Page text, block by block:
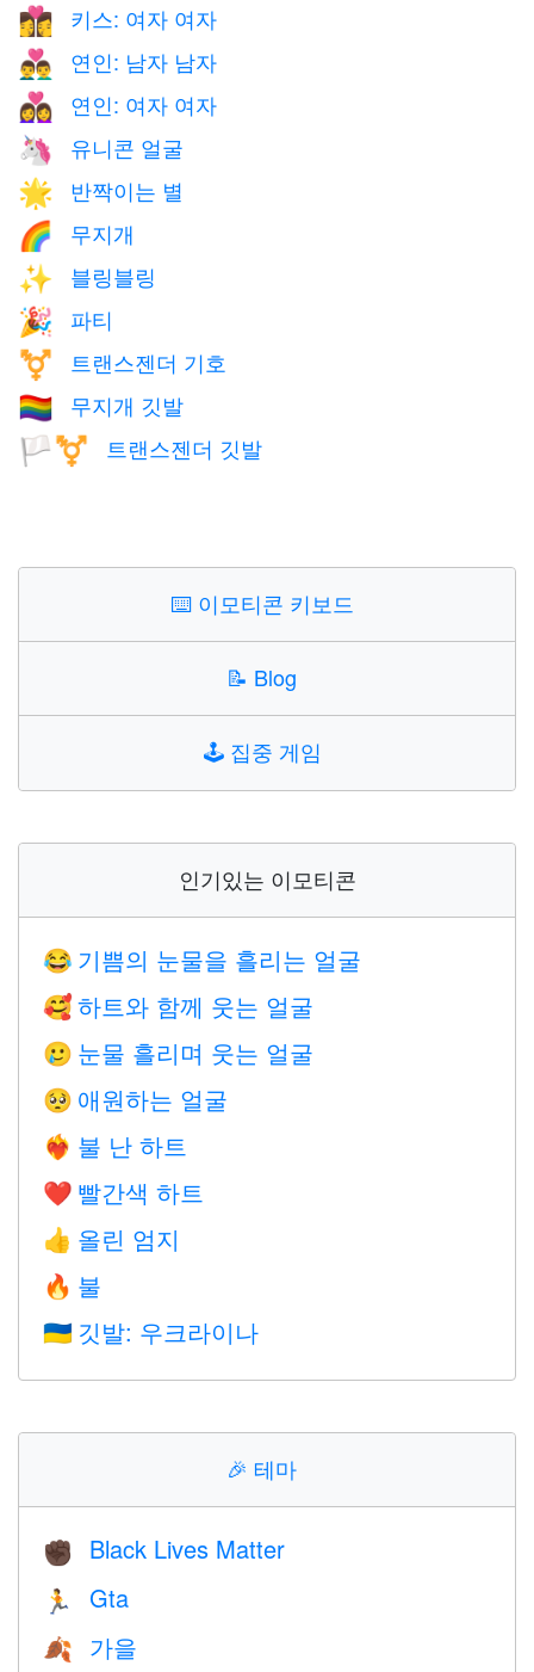
👩‍❤️‍💋‍👩 키스: 여자 여자
👨‍❤️‍👨 연인: 남자 남자
👩‍❤️‍👩 연인: 여자 여자
🦄 유니콘 얼굴
🌟 반짝이는 별
🌈 무지개
✨ 블링블링
🎉 파티
⚧️ 트랜스젠더 기호
🏳️‍🌈 무지개 깃발
🏳️‍⚧️ 트랜스젠더 깃발
⌨️ 이모티콘 키보드
📝 Blog
🕹️ 집중 게임
인기있는 이모티콘
😂 기쁨의 눈물을 흘리는 얼굴
🥰 하트와 함께 웃는 얼굴
🥲 눈물 흘리며 웃는 얼굴
🥺 애원하는 얼굴
❤️‍🔥 불 난 하트
❤️ 빨간색 하트
👍 올린 엄지
🔥 불
🇺🇦 깃발: 우크라이나
🎉 테마
✊🏿 Black Lives Matter
🏃 Gta
🍂 가을